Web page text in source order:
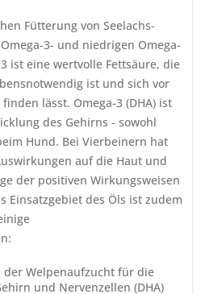
Fütterung von Seelachs-
3- und niedrigen Omega-
ist eine wertvolle Fettsäure, die
ist und sich vor
lässt. Omega-3 (DHA) ist
des Gehirns - sowohl
Hund. Bei Vierbeinern hat
auf die Haut und
der positiven Wirkungsweisen
Einsatzgebiet des Öls ist zudem
der Welpenaufzucht für die
und Nervenzellen (DHA)